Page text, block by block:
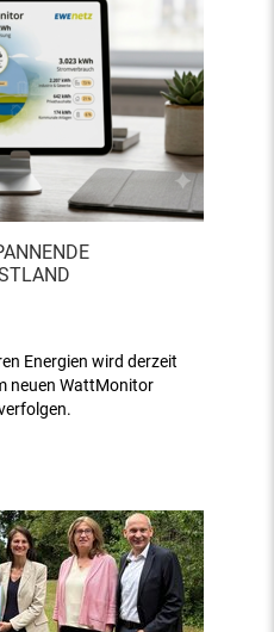
Energien wird derzeit
neuen WattMonitor